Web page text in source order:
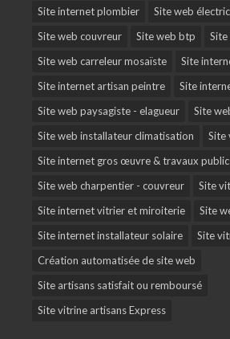
Site internet plombier
Site web
Site web couvreur
Site web btp
Site
Site web carreleur mosaïste
Site
Site internet artisan peintre
Site
Site web paysagiste - elagueur
Site
Site web installateur climatisation
Site
Site internet gros œuvre & travaux
Site web charpentier - couvreur
Site
Site internet vitrier et miroiterie
Site
Site internet installateur solaire
Site
Création automatisée de site web
Site artisans satisfait ou remboursé
Site vitrine artisans Express